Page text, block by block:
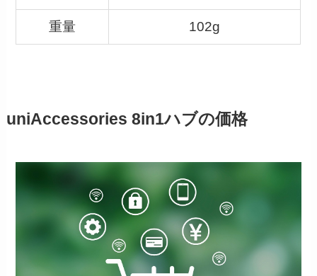
重量 102g
uniAccessories 8in1ハブの価格